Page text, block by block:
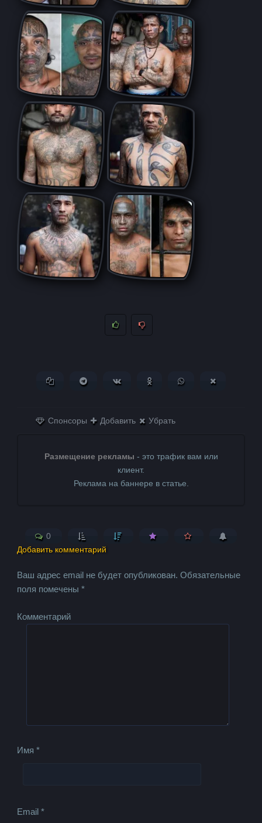
Копировать ссылкуПоделиться в Telegram
Поделиться ВКонтактеПоделиться в
Поделиться в
Спонсоры Добавить Убрать
Размещение рекламы - это трафик вам или
клиент.
Реклама на баннере в статье.
0
Добавить комментарий
Ваш адрес email не будет опубликован. Обязательные
поля помечены*
Комментарий
Имя*
Email*